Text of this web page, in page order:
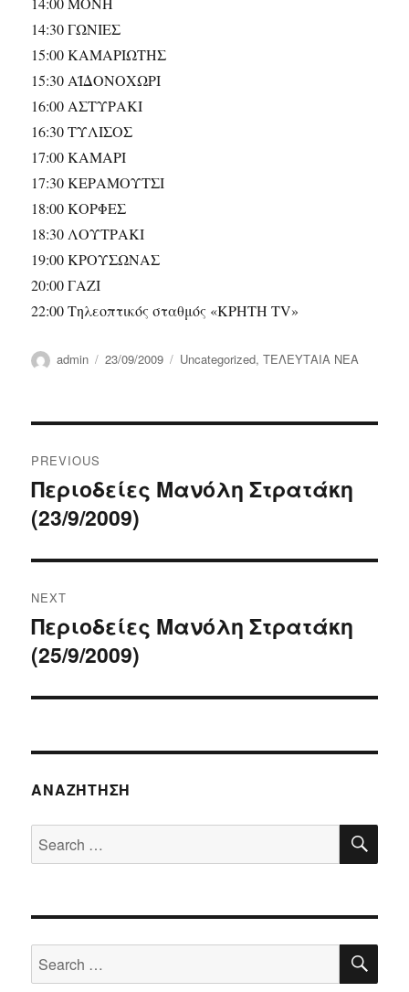
14:30 ΓΩΝΙΕΣ
15:00 ΚΑΜΑΡΙΩΤΗΣ
15:30 ΑΪΔΟΝΟΧΩΡΙ
16:00 ΑΣΤΥΡΑΚΙ
16:30 ΤΥΛΙΣΟΣ
17:00 ΚΑΜΑΡΙ
17:30 ΚΕΡΑΜΟΥΤΣΙ
18:00 ΚΟΡΦΕΣ
18:30 ΛΟΥΤΡΑΚΙ
19:00 ΚΡΟΥΣΩΝΑΣ
20:00 ΓΑΖΙ
22:00 Τηλεοπτικός σταθμός «ΚΡΗΤΗ TV»
Author
admin
Posted
23/09/2009 Categories
Uncategorized,ΤΕΛΕΥΤΑΙΑ ΝΕΑ
navigation
PREVIOUS
Previous
post:
Περιοδείες Μανόλη Στρατάκη
(23/9/2009)
NEXT
Next
post:
Περιοδείες Μανόλη Στρατάκη
(25/9/2009)
ΑΝΑΖΉΤΗΣΗ
Search
for:
Search
for: